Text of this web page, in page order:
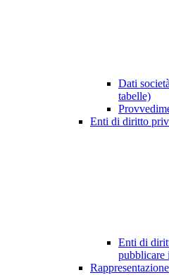
Dati
tabelle)
Enti di diritto
Enti di
pubblicare